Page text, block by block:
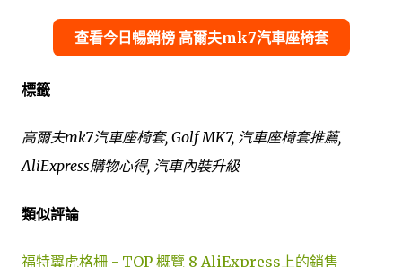
查看今日暢銷榜 高爾夫mk7汽車座椅套
標籤
高爾夫mk7汽車座椅套, Golf MK7, 汽車座椅套推薦,
AliExpress購物心得, 汽車內裝升級
類似評論
福特翼虎格柵 - TOP 概覽 8 AliExpress上的銷售